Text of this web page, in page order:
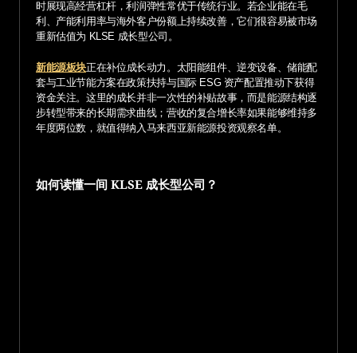
时展现高经营杠杆，利润弹性常优于传统行业。若企业能在毛
利、产能利用率与海外客户份额上持续改善，它们很容易被市场
重新估值为 KLSE 成长型公司。
新能源板块正在补位成长动力。太阳能组件、逆变设备、储能配
套与工业节能方案在政策扶持与国际 ESG 资产配置推动下获得
资金关注。这里的成长并非一次性的补贴故事，而是能源结构逐
步转型带来的长期需求曲线；营收的复合增长率如果能够维持多
年度两位数，就值得纳入马来西亚新能源投资观察名单。
如何读懂一间 KLSE 成长型公司？